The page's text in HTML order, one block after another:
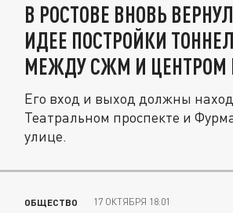
В РОСТОВЕ ВНОВЬ
ИДЕЕ ПОСТРОЙКИ
МЕЖДУ СЖМ И ЦЕНТРОМ
Его вход и выход должны
Театральном проспекте и
улице.
ОБЩЕСТВО 17 ОКТЯБРЯ 18:01